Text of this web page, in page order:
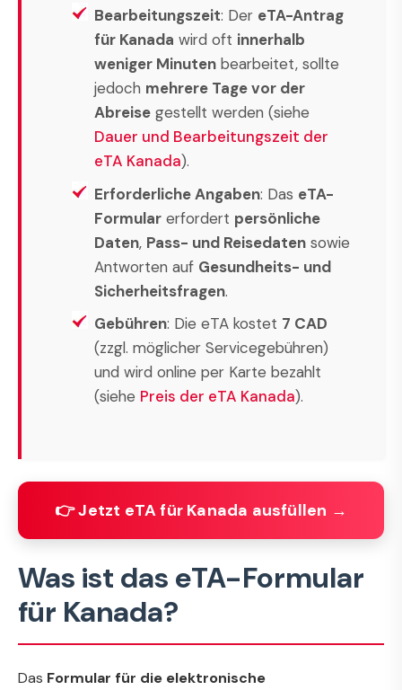
Bearbeitungszeit: Der eTA-Antrag
für Kanada wird oft innerhalb
weniger Minuten bearbeitet, sollte
jedoch mehrere Tage vor der
Abreise gestellt werden (siehe
Dauer und Bearbeitungszeit der
eTA Kanada).
Erforderliche Angaben: Das eTA-
Formular erfordert persönliche
Daten, Pass- und Reisedaten sowie
Antworten auf Gesundheits- und
Sicherheitsfragen.
Gebühren: Die eTA kostet 7 CAD
(zzgl. möglicher Servicegebühren)
und wird online per Karte bezahlt
(siehe Preis der eTA Kanada).
👉 Jetzt eTA für Kanada ausfüllen →
Was ist das eTA-Formular
für Kanada?
Das Formular für die elektronische